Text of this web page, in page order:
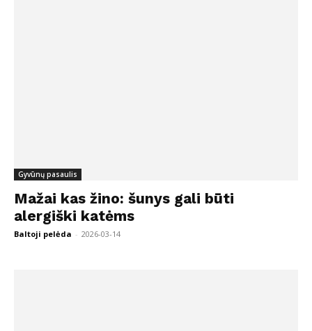
Gyvūnų pasaulis
Mažai kas žino: šunys gali būti
alergiški katėms
Baltoji pelėda - 2026-03-14